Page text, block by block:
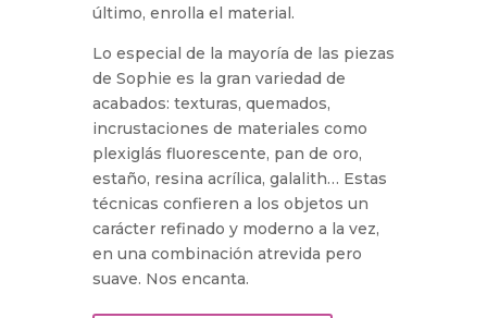
último, enrolla el material.
Lo especial de la mayoría de las piezas
de Sophie es la gran variedad de
acabados: texturas, quemados,
incrustaciones de materiales como
plexiglás fluorescente, pan de oro,
estaño, resina acrílica, galalith… Estas
técnicas confieren a los objetos un
carácter refinado y moderno a la vez,
en una combinación atrevida pero
suave. Nos encanta.